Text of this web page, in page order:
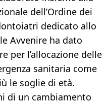
dell’Ordine dei
dedicato allo
Avvenire ha dato
per l’allocazione delle
sanitaria come
le soglie di età.
di un cambiamento